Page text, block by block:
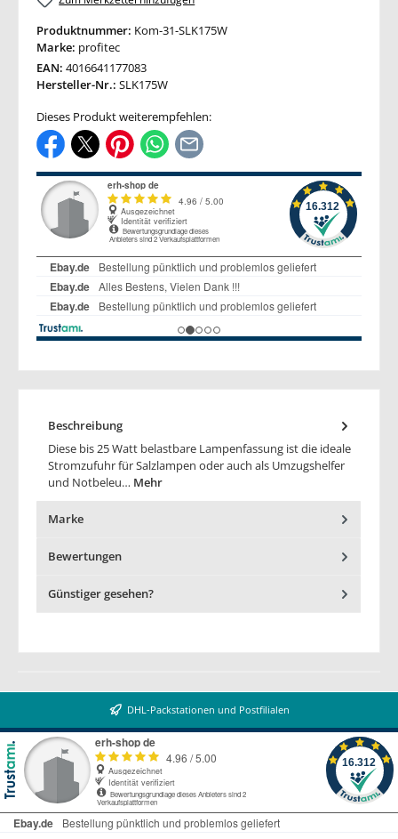
Produktnummer: Kom-31-SLK175W
Marke: profitec
EAN: 4016641177083
Hersteller-Nr.: SLK175W
Dieses Produkt weiterempfehlen:
Beschreibung
Diese bis 25 Watt belastbare Lampenfassung ist die ideale
Stromzufuhr für Salzlampen oder auch als Umzugshelfer
und Notbeleu… Mehr
Marke
Bewertungen
Günstiger gesehen?
DHL-Packstationen und Postfilialen